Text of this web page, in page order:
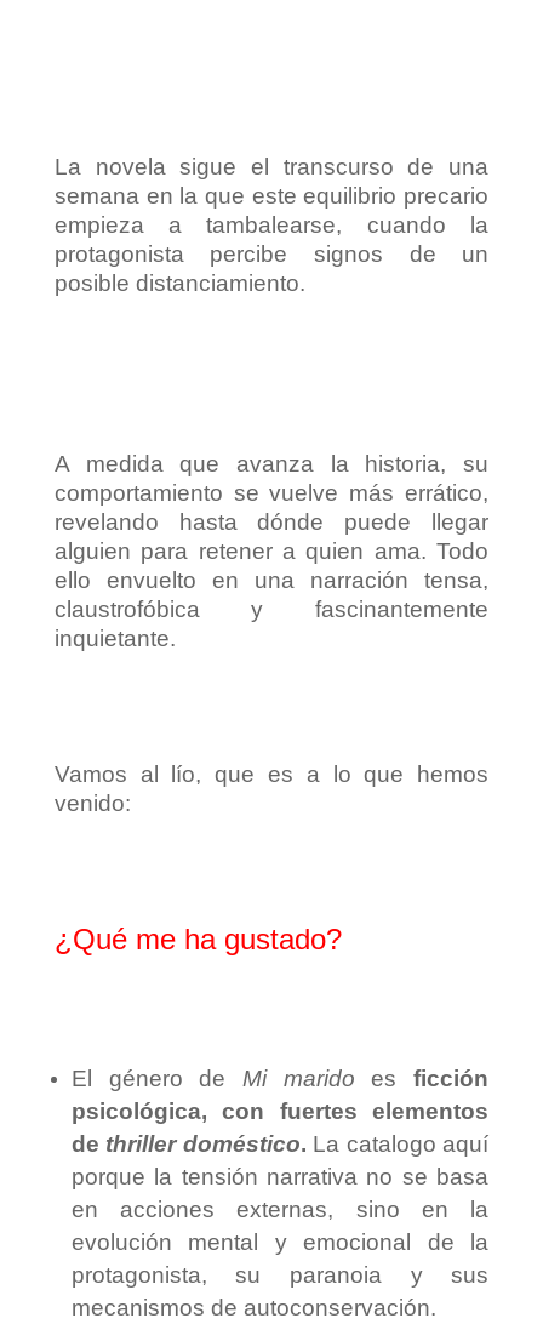
La novela sigue el transcurso de una
semana en la que este equilibrio precario
empieza a tambalearse, cuando la
protagonista percibe signos de un
posible distanciamiento.
A medida que avanza la historia, su
comportamiento se vuelve más errático,
revelando hasta dónde puede llegar
alguien para retener a quien ama. Todo
ello envuelto en una narración tensa,
claustrofóbica y fascinantemente
inquietante.
Vamos al lío, que es a lo que hemos
venido:
¿Qué me ha gustado?
El género de Mi marido esficción
psicológica, con fuertes elementos
de thriller doméstico. La catalogo aquí
porque la tensión narrativa no se basa
en acciones externas, sino en la
evolución mental y emocional de la
protagonista, su paranoia y sus
mecanismos de autoconservación.